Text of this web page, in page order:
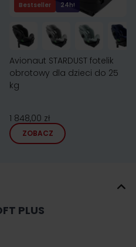
Bestseller 24h!
Avionaut STARDUST fotelik
obrotowy dla dzieci do 25
kg
1 848,00 zł
ZOBACZ
PLUS